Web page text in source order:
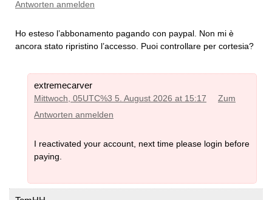
Antworten anmelden
Ho esteso l’abbonamento pagando con paypal. Non mi è
ancora stato ripristino l’accesso. Puoi controllare per cortesia?
extremecarver
Mittwoch, 05UTC%3 5. August 2026 at 15:17
Zum
Antworten anmelden
I reactivated your account, next time please login before
paying.